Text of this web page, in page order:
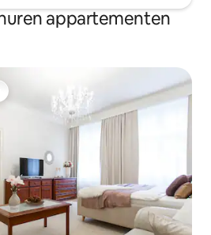
appartementen